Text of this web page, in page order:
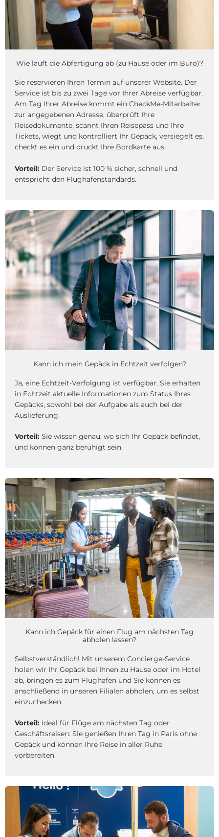
Wie läuft die Abfertigung ab (zu Hause oder im Büro)?
Sie reservieren Ihren Termin auf unserer Website. Der
Service ist bis zu zwei Tage vor Ihrer Abreise verfügbar.
Am Tag Ihrer Abreise kommt ein CheckMe-Mitarbeiter
zur angegebenen Adresse, überprüft Ihre
Reisedokumente, scannt Ihren Reisepass und Ihre
Tickets, wiegt und kontrolliert Ihr Gepäck, versiegelt es,
checkt es ein und druckt Ihre Bordkarte aus.
Vorteil: Der Service ist 100 % sicher, schnell und
entspricht den Flughafenstandards.
Kann ich mein Gepäck in Echtzeit verfolgen?
Ja, eine Echtzeit-Verfolgung ist verfügbar. Sie erhalten
in Echtzeit aktuelle Informationen zum Status Ihres
Gepäcks, sowohl bei der Aufgabe als auch bei der
Auslieferung.
Vorteil: Sie wissen genau, wo sich Ihr Gepäck befindet,
und können ganz beruhigt sein.
Kann ich Gepäck für einen Flug am nächsten Tag
abholen lassen?
Selbstverständlich! Mit unserem Concierge-Service
holen wir Ihr Gepäck bei Ihnen zu Hause oder im Hotel
ab, bringen es zum Flughafen und Sie können es
anschließend in unseren Filialen abholen, um es selbst
einzuchecken.
Vorteil: Ideal für Flüge am nächsten Tag oder
Geschäftsreisen: Sie genießen Ihren Tag in Paris ohne
Gepäck und können Ihre Reise in aller Ruhe
vorbereiten.